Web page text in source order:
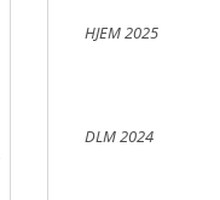
HJEM 2025
DLM 2024